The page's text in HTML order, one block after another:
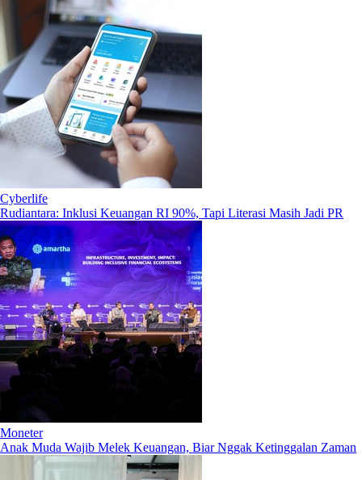
Cyberlife
Rudiantara: Inklusi Keuangan RI 90%, Tapi Literasi Masih Jadi PR
Moneter
Anak Muda Wajib Melek Keuangan, Biar Nggak Ketinggalan Zaman